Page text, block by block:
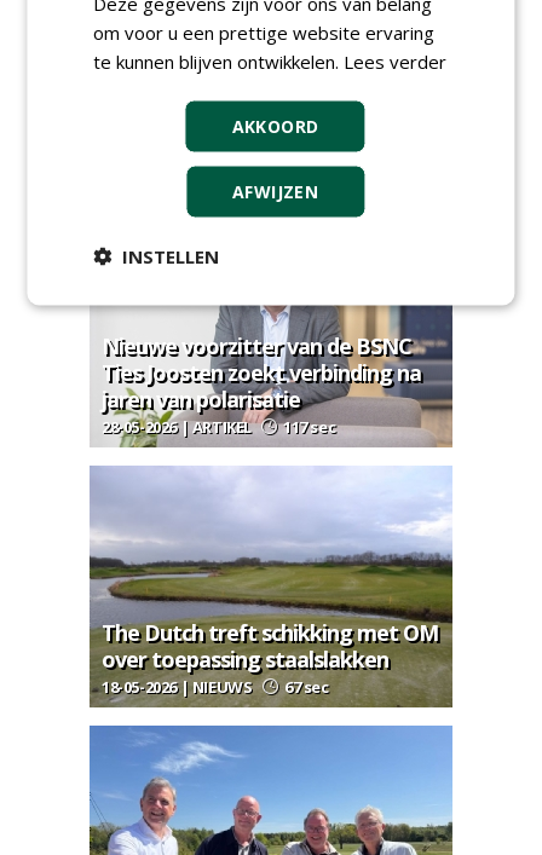
The future is now
30-06-2026 | ARTIKEL 68 sec
Nieuwe voorzitter van de BSNC
Ties Joosten zoekt verbinding na
jaren van polarisatie
28-05-2026 | ARTIKEL 117 sec
The Dutch treft schikking met OM
over toepassing staalslakken
18-05-2026 | NIEUWS 67 sec
om voor u een prettige website ervaring
te kunnen blijven ontwikkelen. Lees verder
AKKOORD
AFWIJZEN
INSTELLEN